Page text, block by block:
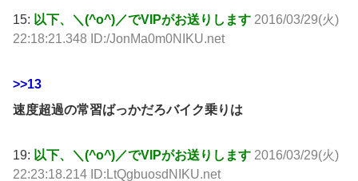
15: 以下、＼(^o^)／でVIPがお送りします 2016/03/29(火)
22:18:21.348 ID:/JonMa0m0NIKU.net
>>13
速度超過の常習ばっかだろバイク乗りは
19: 以下、＼(^o^)／でVIPがお送りします 2016/03/29(火)
22:23:18.214 ID:LtQgbuosdNIKU.net